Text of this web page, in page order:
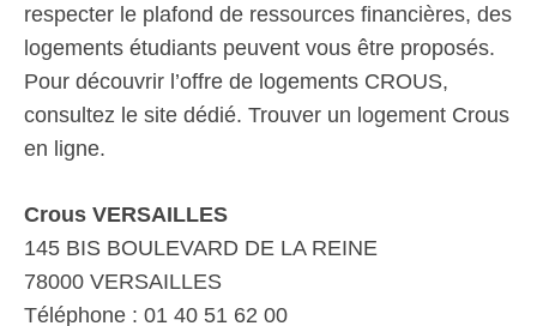
respecter le plafond de ressources financières, des
logements étudiants peuvent vous être proposés.
Pour découvrir l’offre de logements CROUS,
consultez le site dédié. Trouver un logement Crous
en ligne.
Crous VERSAILLES
145 BIS BOULEVARD DE LA REINE
78000 VERSAILLES
Téléphone : 01 40 51 62 00